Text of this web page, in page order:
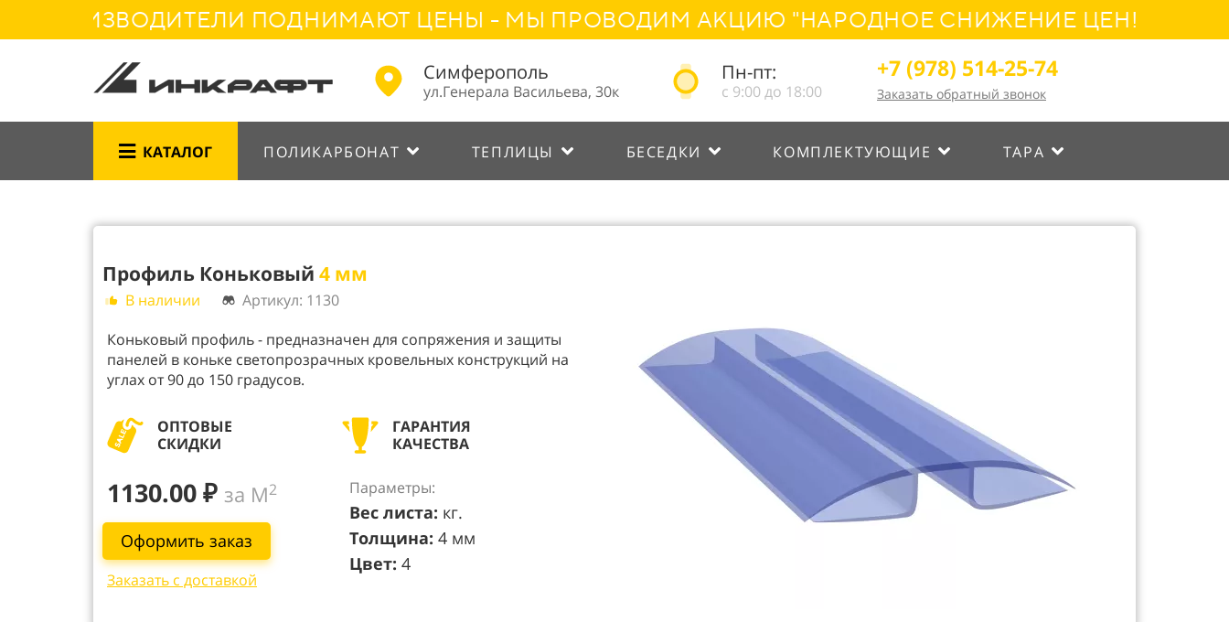
ПОДНИМАЮТ ЦЕНЫ - МЫ ПРОВОДИМ АКЦИЮ "НАРОДНОЕ СНИЖЕНИЕ ЦЕН! УСПЕЙТЕ
Симферополь
ул.Генерала Васильева, 30к
Пн-пт:
с 9:00 до 18:00
+7 (978) 514-25-74
Заказать обратный звонок
КАТАЛОГ ПОЛИКАРБОНАТ ТЕПЛИЦЫ БЕСЕДКИ КОМПЛЕКТУЮЩИЕ ТАРА
Профиль Коньковый 4 мм
В наличии
Артикул: 1130
Коньковый профиль - предназначен для сопряжения и защиты
панелей в коньке светопрозрачных кровельных конструкций на
углах от 90 до 150 градусов.
ОПТОВЫЕ
СКИДКИ
ГАРАНТИЯ
КАЧЕСТВА
1130.00 ₽ за М2
Оформить заказ
Заказать с доставкой
Параметры:
Вес листа: кг.
Толщина: 4 мм
Цвет: 4